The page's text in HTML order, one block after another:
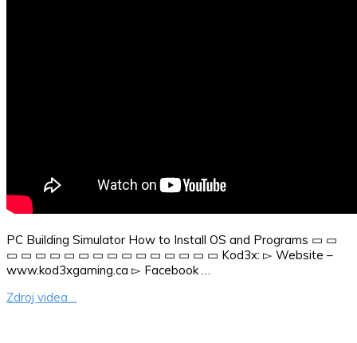
PC Building Simulator How to Install OS and Programs ▭ ▭
▭ ▭ ▭ ▭ ▭ ▭ ▭ ▭ ▭ ▭ ▭ ▭ ▭ ▭ ▭ Kod3x: ▻ Website –
www.kod3xgaming.ca ▻ Facebook …
Zdroj videa…